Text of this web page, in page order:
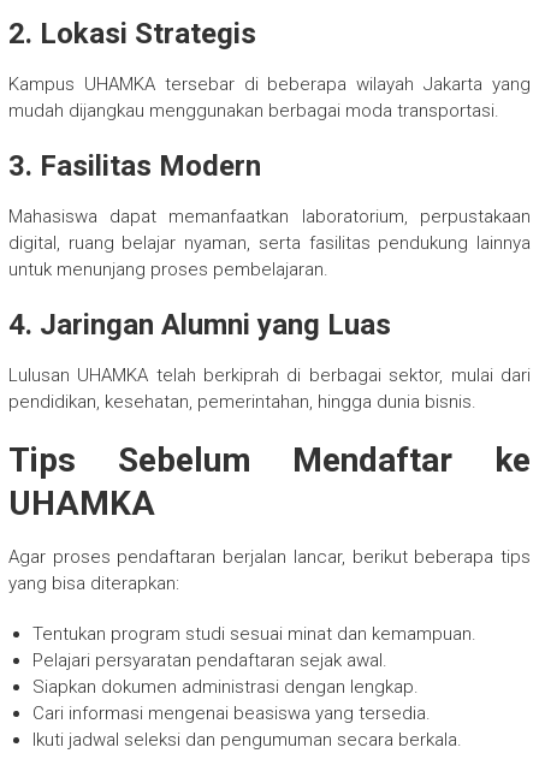
2. Lokasi Strategis
Kampus UHAMKA tersebar di beberapa wilayah Jakarta yang
mudah dijangkau menggunakan berbagai moda transportasi.
3. Fasilitas Modern
Mahasiswa dapat memanfaatkan laboratorium, perpustakaan
digital, ruang belajar nyaman, serta fasilitas pendukung lainnya
untuk menunjang proses pembelajaran.
4. Jaringan Alumni yang Luas
Lulusan UHAMKA telah berkiprah di berbagai sektor, mulai dari
pendidikan, kesehatan, pemerintahan, hingga dunia bisnis.
Tips Sebelum Mendaftar ke
UHAMKA
Agar proses pendaftaran berjalan lancar, berikut beberapa tips
yang bisa diterapkan:
Tentukan program studi sesuai minat dan kemampuan.
Pelajari persyaratan pendaftaran sejak awal.
Siapkan dokumen administrasi dengan lengkap.
Cari informasi mengenai beasiswa yang tersedia.
Ikuti jadwal seleksi dan pengumuman secara berkala.